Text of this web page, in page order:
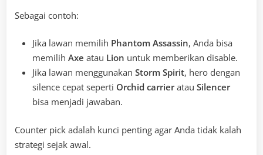
Sebagai contoh:
Jika lawan memilih Phantom Assassin, Anda bisa
memilih Axe atau Lion untuk memberikan disable.
Jika lawan menggunakan Storm Spirit, hero dengan
silence cepat seperti Orchid carrieratau Silencer
bisa menjadi jawaban.
Counter pick adalah kunci penting agar Anda tidak kalah
strategi sejak awal.